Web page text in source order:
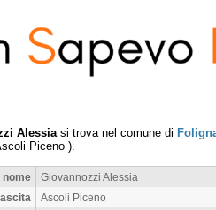
Alessia si trova nel comune di
Piceno ).
nome
Giovannozzi Alessia
Ascoli Piceno